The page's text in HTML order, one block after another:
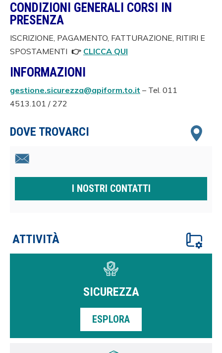
CONDIZIONI GENERALI CORSI IN
PRESENZA
ISCRIZIONE, PAGAMENTO, FATTURAZIONE, RITIRI E
SPOSTAMENTI 👉 CLICCA QUI
INFORMAZIONI
gestione.sicurezza@apiform.to.it – Tel. 011
4513.101 / 272
DOVE TROVARCI
I NOSTRI CONTATTI
ATTIVITÀ
SICUREZZA
ESPLORA